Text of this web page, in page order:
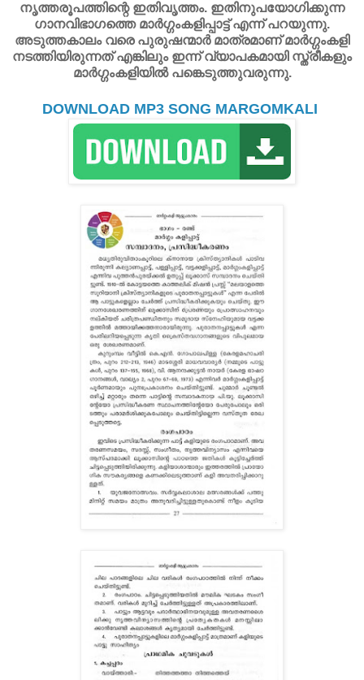
നൃത്തരൂപത്തിന്റെ ഇതിവൃത്തം. ഇതിനുപയോഗിക്കുന്ന
ഗാനവിഭാഗത്തെ മാർഗ്ഗംകളിപ്പാട്ട് എന്ന് പറയുന്നു.
അടുത്തകാലം വരെ പുരുഷന്മാർ മാത്രമാണ്‌ മാർഗ്ഗംകളി
നടത്തിയിരുന്നത് എങ്കിലും ഇന്ന് വ്യാപകമായി സ്ത്രീകളും
മാർഗ്ഗംകളിയിൽ പങ്കെടുത്തുവരുന്നു.
DOWNLOAD MP3 SONG MARGOMKALI